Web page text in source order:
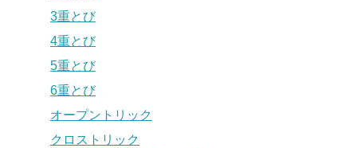
3重とび
4重とび
5重とび
6重とび
オープントリック
クロストリック